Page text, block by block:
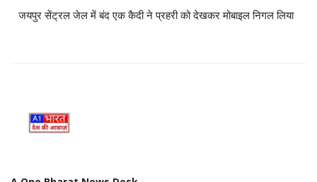
जयपुर सेंट्रल जेल में बंद एक कैदी ने प्रहरी को देखकर मोबाइल निगल लिया